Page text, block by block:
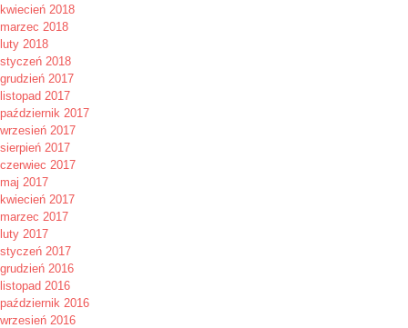
kwiecień 2018
marzec 2018
luty 2018
styczeń 2018
grudzień 2017
listopad 2017
październik 2017
wrzesień 2017
sierpień 2017
czerwiec 2017
maj 2017
kwiecień 2017
marzec 2017
luty 2017
styczeń 2017
grudzień 2016
listopad 2016
październik 2016
wrzesień 2016